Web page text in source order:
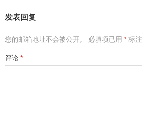
发表回复
您的邮箱地址不会被公开。 必填项已用 * 标注
评论 *